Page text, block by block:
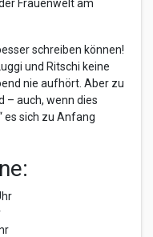
Frauenwelt am
schreiben können!
und Ritschi keine
nie aufhört. Aber zu
– auch, wenn dies
es sich zu Anfang